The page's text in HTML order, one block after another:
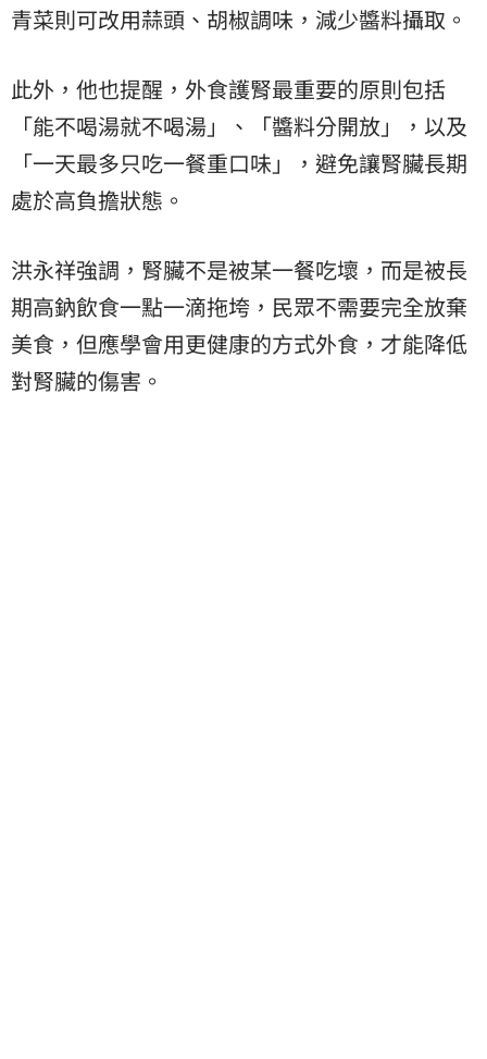
青菜則可改用蒜頭、胡椒調味，減少醬料攝取。
此外，他也提醒，外食護腎最重要的原則包括
「能不喝湯就不喝湯」、「醬料分開放」，以及
「一天最多只吃一餐重口味」，避免讓腎臟長期
處於高負擔狀態。
洪永祥強調，腎臟不是被某一餐吃壞，而是被長
期高鈉飲食一點一滴拖垮，民眾不需要完全放棄
美食，但應學會用更健康的方式外食，才能降低
對腎臟的傷害。